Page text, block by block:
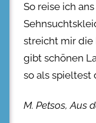
So reise ich
streicht mir die
gibt schönen
so als spieltest
M. Petsos, Aus